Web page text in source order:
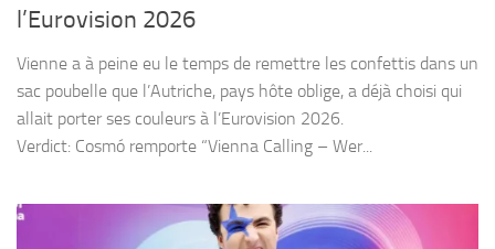
l’Eurovision 2026
Vienne a à peine eu le temps de remettre les confettis dans un
sac poubelle que l’Autriche, pays hôte oblige, a déjà choisi qui
allait porter ses couleurs à l’Eurovision 2026.
Verdict: Cosmó remporte “Vienna Calling – Wer...